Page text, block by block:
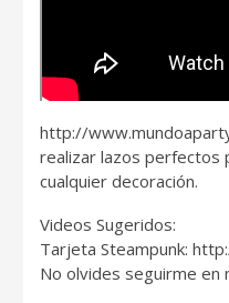
http://
realizar lazos perfectos
cualquier decoración.
Videos Sugeridos:
Tarjeta Steampunk:
No olvides seguirme en